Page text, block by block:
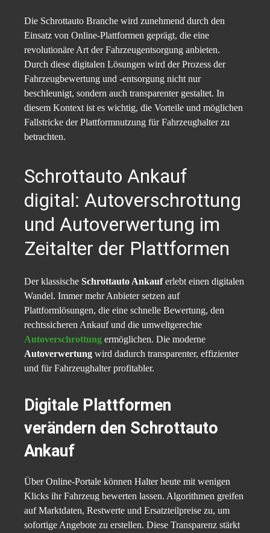
Die Schrottauto Branche wird zunehmend durch den
Einsatz von Online-Plattformen geprägt, die eine
revolutionäre Art der Fahrzeugentsorgung anbieten.
Durch diese digitalen Lösungen wird der Prozess der
Fahrzeugbewertung und -entsorgung nicht nur
beschleunigt, sondern auch transparenter gestaltet. In
diesem Kontext ist es wichtig, die Vorteile und möglichen
Fallstricke der Plattformnutzung für Fahrzeughalter zu
betrachten.
Schrottauto Ankauf
digital: Autoverschrottung
und Autoverwertung im
Zeitalter der Plattformen
Der klassische Schrottauto Ankauferlebt einen digitalen
Wandel. Immer mehr Anbieter setzen auf
Plattformlösungen, die eine schnelle Bewertung, den
rechtssicheren Ankauf und die umweltgerechte
Autoverschrottung ermöglichen. Die moderne
Autoverwertung wird dadurch transparenter, effizienter
und für Fahrzeughalter profitabler.
Digitale Plattformen
verändern den Schrottauto
Ankauf
Über Online-Portale können Halter heute mit wenigen
Klicks ihr Fahrzeug bewerten lassen. Algorithmen greifen
auf Marktdaten, Restwerte und Ersatzteilpreise zu, um
sofortige Angebote zu erstellen. Diese Transparenz stärkt